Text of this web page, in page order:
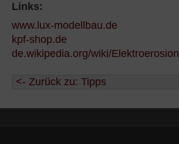
Links:
www.lux-modellbau.de
kpf-shop.de
de.wikipedia.org/wiki/Elektroerosion
<- Zurück zu: Tipps